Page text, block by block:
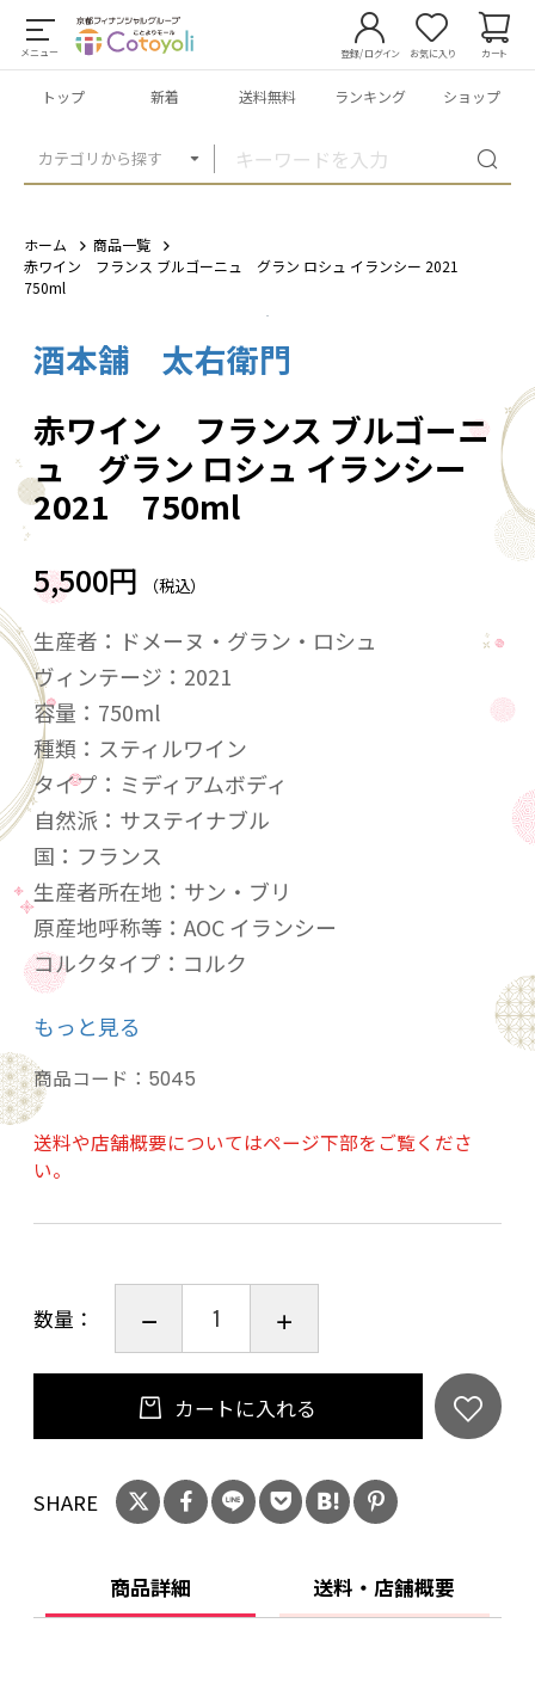
メニュー
カテゴリから探す
登録/ログイン お気に入り カート
トップ 新着 送料無料 ランキング ショップ
ホーム
商品一覧
赤ワイン フランス ブルゴーニュ グラン ロシュ イランシー 2021
750ml
酒本舗 太右衛門
赤ワイン フランス ブルゴーニ
ュ グラン ロシュ イランシー
2021 750ml
5,500円 （税込）
生産者：ドメーヌ・グラン・ロシュ
ヴィンテージ：2021
容量：750ml
種類：スティルワイン
タイプ：ミディアムボディ
自然派：サステイナブル
国：フランス
生産者所在地：サン・ブリ
原産地呼称等：AOC イランシー
コルクタイプ：コルク
アルコール度数：12.5度
品種：ピノ・ノワール100%
ブルゴーニュ北部・イランシー地区の透明感溢
れるピュアな赤ワイン
れた傾斜45度の急斜面に植えられているピノ・
ノワール100％を使用して造られます。 醸造は、
収穫後すぐにブドウを傷つけることなくきれい
な果汁のを取り出すために、エアプレスを使
用。 搾汁後、8日間の低温マセラシオン。そして
ンを柔らかくするため2〜3回使用した樽で6カ月
熟成を経て瓶詰め。樽の風味や味わいに頼りす
ぎない透き通るような北の赤ワイン。
もっと見る
商品コード： 5045
送料や店舗概要についてはページ下部をご覧くださ
い。
数量：
カートに入れる
SHARE
商品詳細 送料・店舗概要